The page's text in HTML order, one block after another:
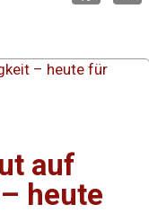
o
o
auf
heute